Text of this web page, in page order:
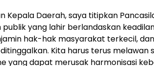
Kepala Daerah, saya titipkan
yang lahir berlandaskan
hak-hak masyarakat terkecil,
Kita harus terus melawan
yang dapat merusak harmonisasi